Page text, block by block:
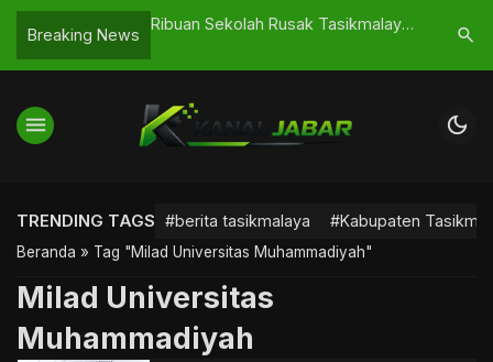
Breaking News
Ribuan Sekolah Rusak Tasikmalaya,
Dorong
search
menu dark_mode
TRENDING TAGS #berita tasikmalaya #Kabupaten
Beranda » Tag "Milad Universitas Muhammadiyah"
Milad Universitas
Muhammadiyah